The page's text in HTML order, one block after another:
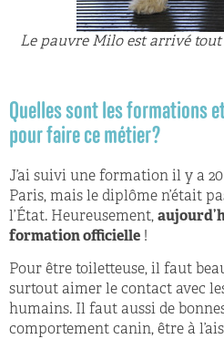
Le pauvre Milo est arrivé tout
Quelles sont les formations
pour faire ce métier?​
J’ai suivi une formation il y a
Paris, mais le diplôme n’était
l’État. Heureusement,
formation officielle !
Pour être toiletteuse, il faut
surtout aimer le contact avec
humains. Il faut aussi de
comportement canin, être à